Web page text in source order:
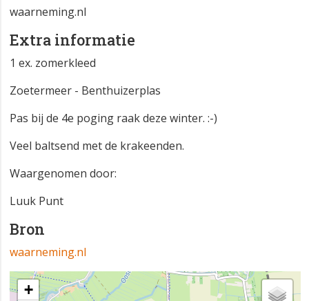
waarneming.nl
Extra informatie
1 ex. zomerkleed
Zoetermeer - Benthuizerplas
Pas bij de 4e poging raak deze winter. :-)
Veel baltsend met de krakeenden.
Waargenomen door:
Luuk Punt
Bron
waarneming.nl
+